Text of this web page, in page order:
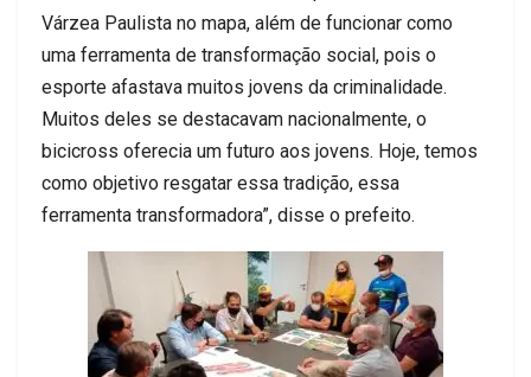
Várzea Paulista no mapa, além de funcionar como
uma ferramenta de transformação social, pois o
esporte afastava muitos jovens da criminalidade.
Muitos deles se destacavam nacionalmente, o
bicicross oferecia um futuro aos jovens. Hoje, temos
como objetivo resgatar essa tradição, essa
ferramenta transformadora”, disse o prefeito.